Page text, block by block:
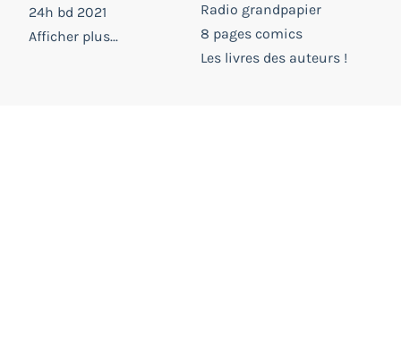
24h bd 2021
Afficher plus...
Radio grandpapier
8 pages comics
Les livres des auteurs !